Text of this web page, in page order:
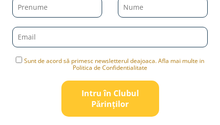
Sunt de acord să primesc newsletterul deajoaca. Afla mai multe in
Politica de Confidentialitate
Intru în Clubul
Pǎrinților